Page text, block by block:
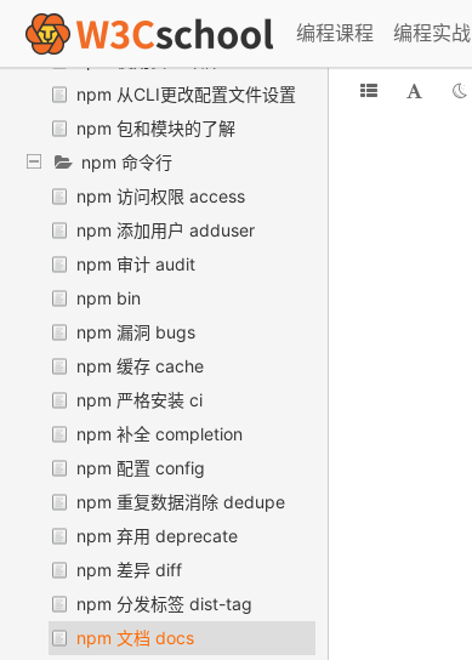
编程课程 编程实战
npm 使用双因素身份验证
npm 从CLI更改配置文件设置
npm 包和模块的了解
npm 命令行
npm 访问权限 access
npm 添加用户 adduser
npm 审计 audit
npm bin
npm 漏洞 bugs
npm 缓存 cache
npm 严格安装 ci
npm 补全 completion
npm 配置 config
npm 重复数据消除 dedupe
npm 弃用 deprecate
npm 差异 diff
npm 分发标签 dist-tag
npm 文档 docs